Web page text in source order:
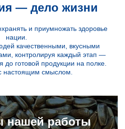
— дело жизни
и приумножать здоровье
нации.
качественными, вкусными
контролируя каждый этап —
готовой продукции на полке.
настоящим смыслом.
нашей работы